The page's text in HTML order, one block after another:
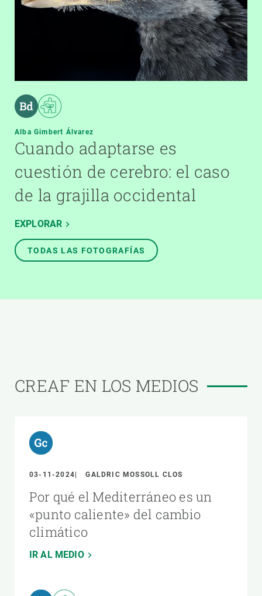
Alba Gimbert Álvarez
Cuando adaptarse es
cuestión de cerebro: el caso
de la grajilla occidental
EXPLORAR
TODAS LAS FOTOGRAFÍAS
CREAF EN LOS MEDIOS
03-11-2024 GALDRIC MOSSOLL CLOS
Por qué el Mediterráneo es un
«punto caliente» del cambio
climático
IR AL MEDIO